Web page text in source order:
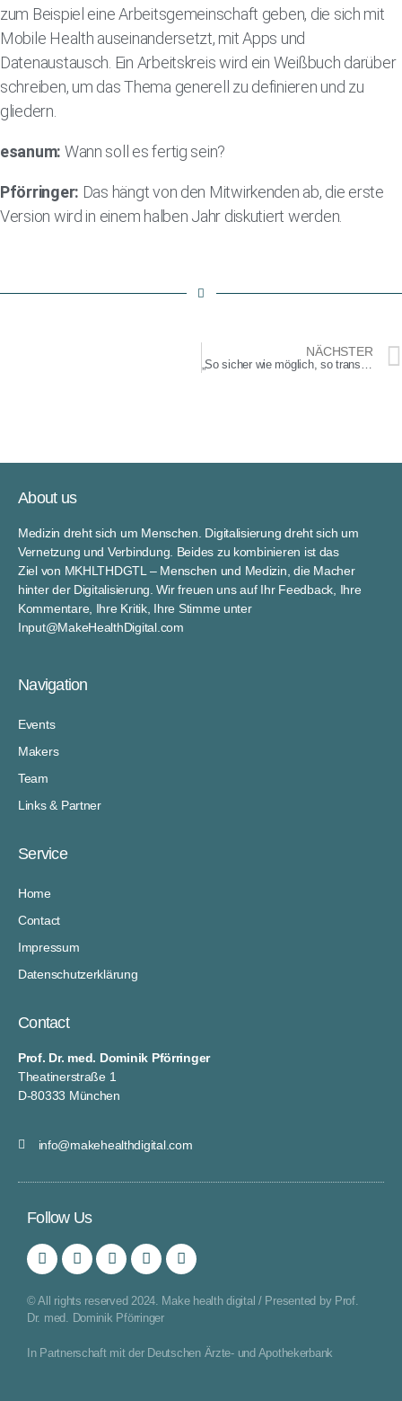
zum Beispiel eine Arbeitsgemeinschaft geben, die sich mit
Mobile Health auseinandersetzt, mit Apps und
Datenaustausch. Ein Arbeitskreis wird ein Weißbuch darüber
schreiben, um das Thema generell zu definieren und zu
gliedern.
esanum: Wann soll es fertig sein?
Pförringer: Das hängt von den Mitwirkenden ab, die erste
Version wird in einem halben Jahr diskutiert werden.
NÄCHSTER
About us
Medizin dreht sich um Menschen. Digitalisierung dreht sich um
Vernetzung und Verbindung. Beides zu kombinieren ist das
Ziel von MKHLTHDGTL – Menschen und Medizin, die Macher
hinter der Digitalisierung. Wir freuen uns auf Ihr Feedback, Ihre
Kommentare, Ihre Kritik, Ihre Stimme unter
Input@MakeHealthDigital.com
Navigation
Events
Makers
Team
Links & Partner
Service
Home
Contact
Impressum
Datenschutzerklärung
Contact
Prof. Dr. med. Dominik Pförringer
Theatinerstraße 1
D-80333 München
info@makehealthdigital.com
Follow Us
© All rights reserved 2024. Make health digital / Presented by Prof.
Dr. med. Dominik Pförringer
In Partnerschaft mit der Deutschen Ärzte- und Apothekerbank